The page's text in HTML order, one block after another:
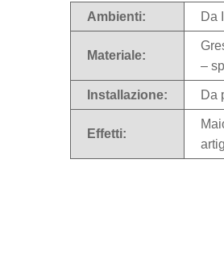
Ambienti: Da
Materiale:
–
Installazione: Da
Effetti: